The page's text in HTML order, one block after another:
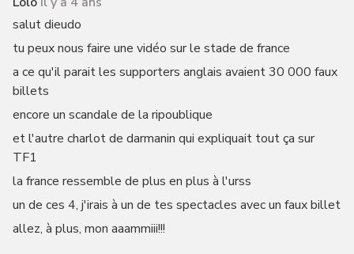
salut dieudo
tu peux nous faire une vidéo sur le stade de france
a ce qu'il parait les supporters anglais avaient 30 000 faux
billets
encore un scandale de la ripoublique
et l'autre charlot de darmanin qui expliquait tout ça sur
TF1
la france ressemble de plus en plus à l'urss
un de ces 4, j'irais à un de tes spectacles avec un faux billet
allez, à plus, mon aaammiii!!!